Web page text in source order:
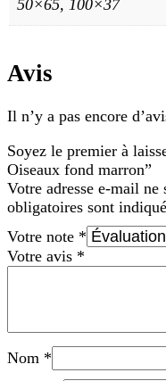
50×65, 100×37
Avis
Il n’y a pas encore
Soyez le premier à
Oiseaux fond marron”
Votre adresse e-mail ne
obligatoires sont
Votre note *
Votre avis *
Nom *